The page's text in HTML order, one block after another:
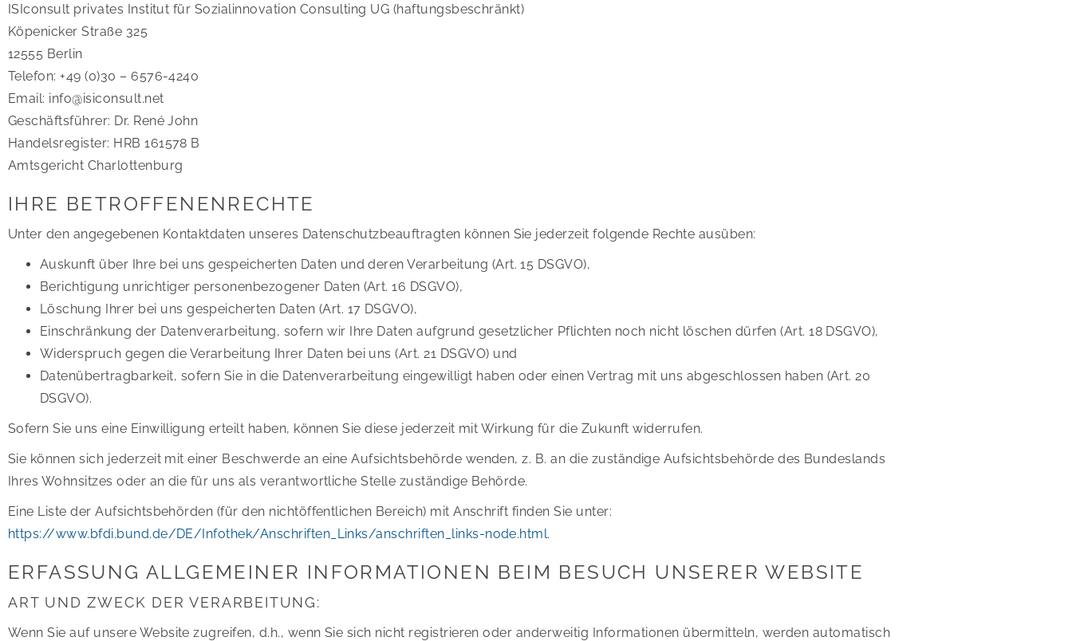
ISIconsult privates Institut für Sozialinnovation Consulting UG (haftungsbeschränkt)
Köpenicker Straße 325
12555 Berlin
Telefon: +49 (0)30 – 6576-4240
Email: info@isiconsult.net
Geschäftsführer: Dr. René John
Handelsregister: HRB 161578 B
Amtsgericht Charlottenburg
IHRE BETROFFENENRECHTE
Unter den angegebenen Kontaktdaten unseres Datenschutzbeauftragten können Sie jederzeit folgende Rechte ausüben:
Auskunft über Ihre bei uns gespeicherten Daten und deren Verarbeitung (Art. 15 DSGVO),
Berichtigung unrichtiger personenbezogener Daten (Art. 16 DSGVO),
Löschung Ihrer bei uns gespeicherten Daten (Art. 17 DSGVO),
Einschränkung der Datenverarbeitung, sofern wir Ihre Daten aufgrund gesetzlicher Pflichten noch nicht löschen dürfen (Art. 18 DSGVO),
Widerspruch gegen die Verarbeitung Ihrer Daten bei uns (Art. 21 DSGVO) und
Datenübertragbarkeit, sofern Sie in die Datenverarbeitung eingewilligt haben oder einen Vertrag mit uns abgeschlossen haben (Art. 20
DSGVO).
Sofern Sie uns eine Einwilligung erteilt haben, können Sie diese jederzeit mit Wirkung für die Zukunft widerrufen.
Sie können sich jederzeit mit einer Beschwerde an eine Aufsichtsbehörde wenden, z. B. an die zuständige Aufsichtsbehörde des Bundeslands
Ihres Wohnsitzes oder an die für uns als verantwortliche Stelle zuständige Behörde.
Eine Liste der Aufsichtsbehörden (für den nichtöffentlichen Bereich) mit Anschrift finden Sie unter:
https://www.bfdi.bund.de/DE/Infothek/Anschriften_Links/anschriften_links-node.html.
ERFASSUNG ALLGEMEINER INFORMATIONEN BEIM BESUCH UNSERER WEBSITE
ART UND ZWECK DER VERARBEITUNG:
Wenn Sie auf unsere Website zugreifen, d.h., wenn Sie sich nicht registrieren oder anderweitig Informationen übermitteln, werden automatisch